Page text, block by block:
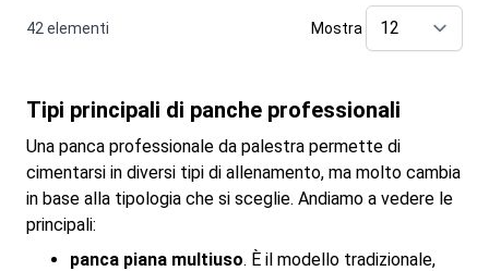
42 elementi Mostra
Tipi principali di panche professionali
Una panca professionale da palestra permette di
cimentarsi in diversi tipi di allenamento, ma molto cambia
in base alla tipologia che si sceglie. Andiamo a vedere le
principali:
panca piana multiuso. È il modello tradizionale,